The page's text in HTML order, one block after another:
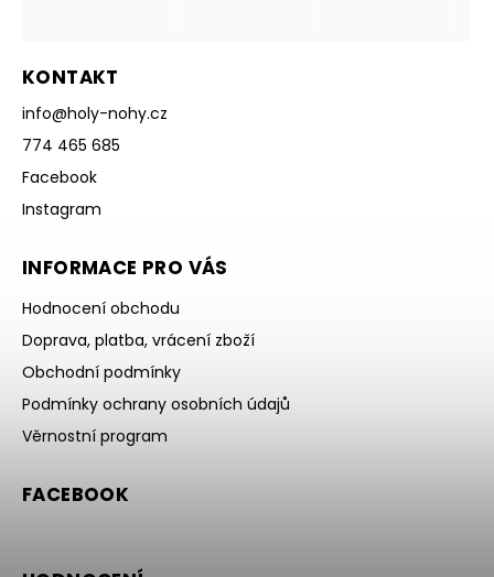
KONTAKT
info@holy-nohy.cz
774 465 685
Facebook
Instagram
INFORMACE PRO VÁS
Hodnocení obchodu
Doprava, platba, vrácení zboží
Obchodní podmínky
Podmínky ochrany osobních údajů
Věrnostní program
FACEBOOK